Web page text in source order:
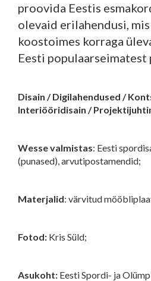
proovida Eestis
olevaid erilahendusi,
koostoimes korraga
Eesti
Disain / Digilahendused /
Interiööridisain /
Wesse valmistas: Eesti
(punased), arvutipostamendid;
Materjalid: värvitud
Fotod: Kris Süld;
Asukoht: Eesti Spordi- ja